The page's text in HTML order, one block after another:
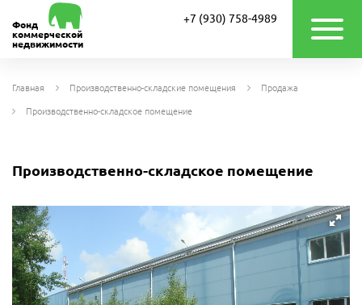
Фонд
коммерческой
недвижимости
+7 (930) 758-4989
Главная Производственно-складские помещения Продажа
Производственно-складское помещение
Производственно-складское помещение